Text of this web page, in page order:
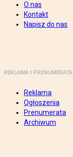
O nas
Kontakt
Napisz do nas
REKLAMA I PRENUMERATA
Reklama
Ogłoszenia
Prenumerata
Archiwum